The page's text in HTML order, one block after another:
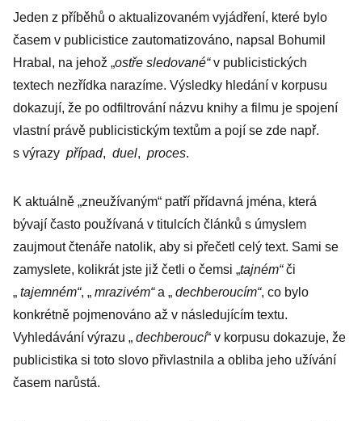
se vzalo?
Jeden z příběhů o aktualizovaném vyjádření, které bylo
časem v publicistice zautomatizováno, napsal Bohumil
Hrabal, na jehož „ostře sledované“v publicistických
textech nezřídka narazíme. Výsledky hledání v korpusu
dokazují, že po odfiltrování názvu knihy a filmu je spojení
vlastní právě publicistickým textům a pojí se zde např.
s výrazy případ, duel, proces.
K aktuálně „zneužívaným“ patří přídavná jména, která
bývají často používaná v titulcích článků s úmyslem
zaujmout čtenáře natolik, aby si přečetl celý text. Sami se
zamyslete, kolikrát jste již četli o čemsi „tajném“či
„ tajemném“, „ mrazivém“a „ dechberoucím“, co bylo
konkrétně pojmenováno až v následujícím textu.
Vyhledávání výrazu „ dechberoucí“ v korpusu dokazuje, že
publicistika si toto slovo přivlastnila a obliba jeho užívání
časem narůstá.